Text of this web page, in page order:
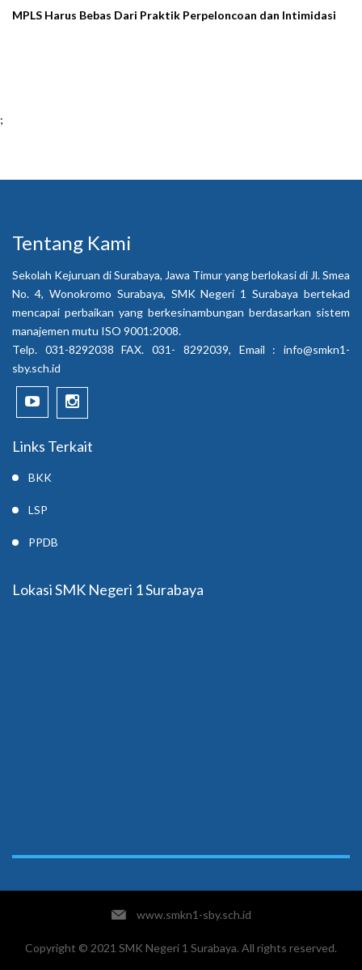
MPLS Harus Bebas Dari Praktik Perpeloncoan dan Intimidasi
;
Tentang Kami
Sekolah Kejuruan di Surabaya, Jawa Timur yang berlokasi di Jl. Smea
No. 4, Wonokromo Surabaya, SMK Negeri 1 Surabaya bertekad
mencapai perbaikan yang berkesinambungan berdasarkan sistem
manajemen mutu ISO 9001:2008.
Telp. 031-8292038 FAX. 031- 8292039, Email : info@smkn1-
sby.sch.id
Links Terkait
BKK
LSP
PPDB
Lokasi SMK Negeri 1 Surabaya
www.smkn1-sby.sch.id
Copyright © 2021 SMK Negeri 1 Surabaya. All rights reserved.